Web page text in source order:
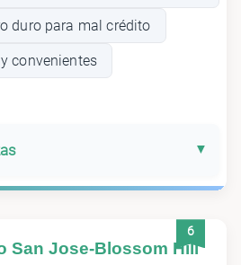
duro para mal crédito
convenientes
6
San Jose-Blossom Hill